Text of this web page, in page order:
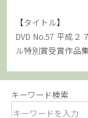
【タイトル】
DVD No.57 平成
ル特別賞受賞作品
キーワード検索